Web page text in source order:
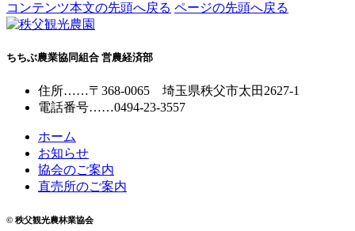
コンテンツ本文の先頭へ戻る ページの先頭へ戻る
ちちぶ農業協同組合 営農経済部
住所……〒368-0065 埼玉県秩父市太田2627-1
電話番号……0494-23-3557
ホーム
お知らせ
協会のご案内
直売所のご案内
© 秩父観光農林業協会